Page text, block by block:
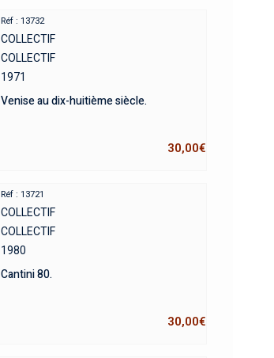
Réf : 13732
COLLECTIF
COLLECTIF
1971
Venise au dix-huitième siècle.
30,00€
Réf : 13721
COLLECTIF
COLLECTIF
1980
Cantini 80.
30,00€